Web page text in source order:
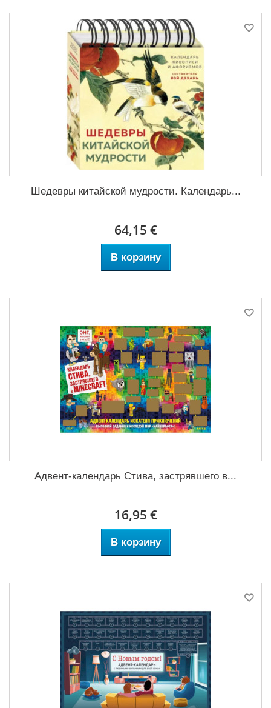
Шедевры китайской мудрости. Календарь...
64,15 €
В корзину
Адвент-календарь Стива, застрявшего в...
16,95 €
В корзину